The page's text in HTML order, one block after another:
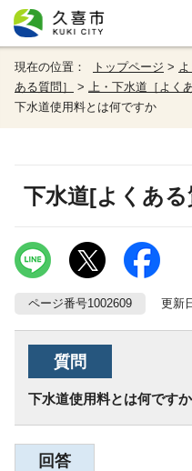
現在の位置： トップページ >
ある質問］
> 上・下水道［よく
下水道使用料とは何ですか
下水道[よくある
ページ番号1002609 更新日
質問
下水道使用料とは何ですか
回答